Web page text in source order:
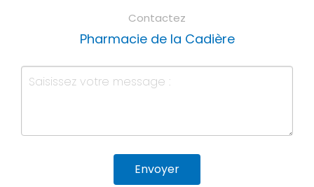
Contactez
Pharmacie de la Cadière
Envoyer